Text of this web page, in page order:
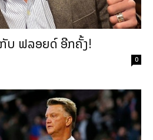
ບ ຟລອຍດ໌ ອີກຄັ້ງ!
0